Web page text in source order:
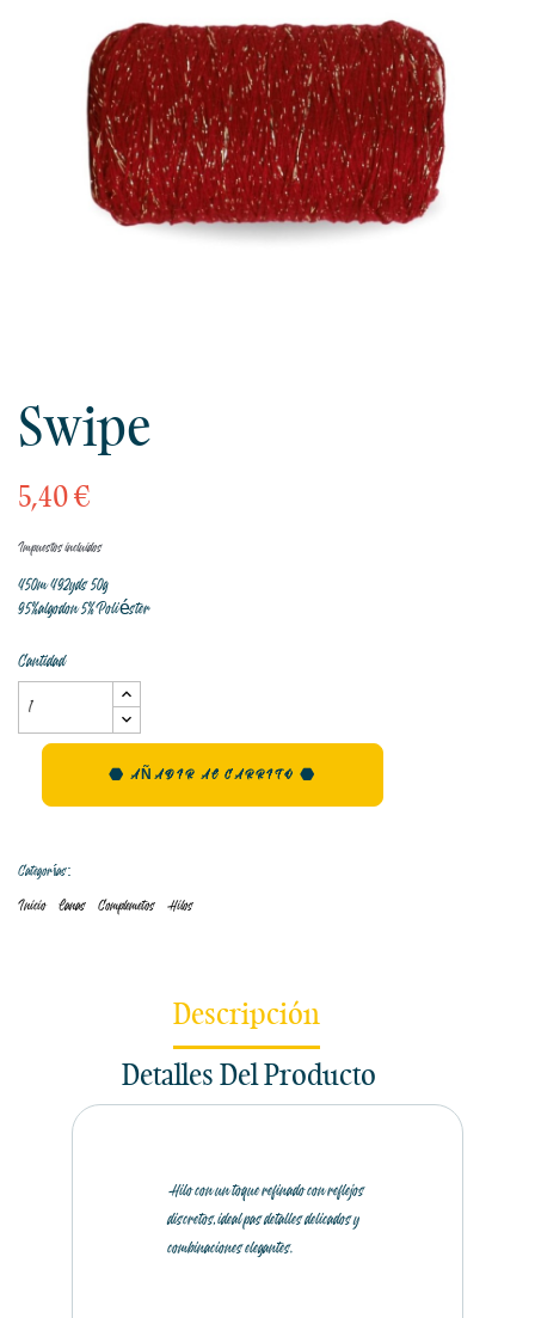
Swipe
5,40 €
Impuestos incluidos
450m 492yds 50g
95%algodon 5%Poliéster
Cantidad
AÑADIR AL CARRITO
Categorías:
Inicio Lanas Complemetos Hilos
Descripción
Detalles Del Producto
Hilo con un toque refinado con reflejos
discretos, ideal pas detalles delicados y
combinaciones elegantes.